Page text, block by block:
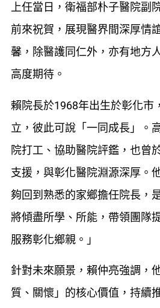
上任當日，衛福部朴子醫院副
前來祝賀，展現醫界間深厚情
馨，除醫護同仁外，亦有地方
高度期待。
賴院長於1968年出生於彰化市
立，彼此可說「一同成長」。
院打工、協助醫院評鑑，也曾
支援，與彰化醫院淵源深厚。
夠回到熟悉的家鄉擔任院長，
將傾盡所學、所能，帶領團隊
服務彰化鄉親。」
針對未來願景，賴仲亮強調，
質、關懷」的核心價值，持續